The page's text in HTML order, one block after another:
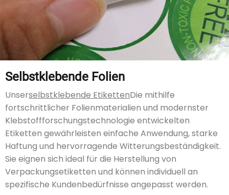
Selbstklebende Folien
Unserselbstklebende EtikettenDie mithilfe
fortschrittlicher Folienmaterialien und modernster
Klebstoffforschungstechnologie entwickelten
Etiketten gewährleisten einfache Anwendung, starke
Haftung und hervorragende Witterungsbeständigkeit.
Sie eignen sich ideal für die Herstellung von
Verpackungsetiketten und können individuell an
spezifische Kundenbedürfnisse angepasst werden.